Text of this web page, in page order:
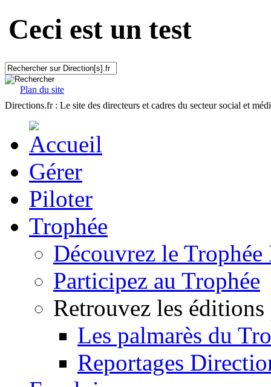
Ceci est un test
Plan du site
Directions.fr : Le site des directeurs et cadres du secteur social et
Gérer
Piloter
Trophée
Découvrez le
Participez au Trophée
Retrouvez les éditions
Les palmarès du
Reportages